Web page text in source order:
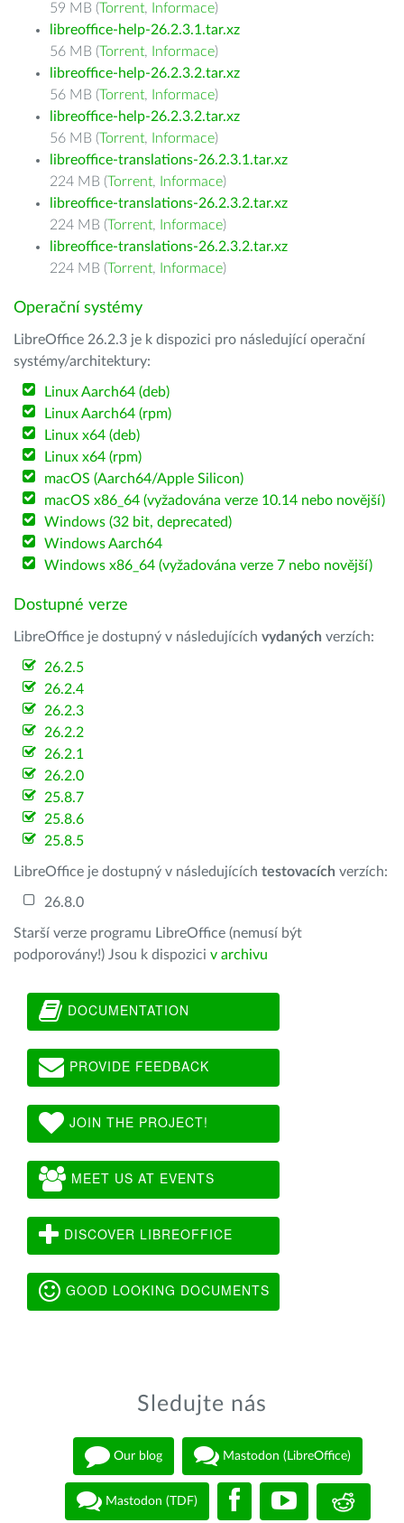
59 MB (Torrent, Informace)
libreoffice-help-26.2.3.1.tar.xz
56 MB (Torrent, Informace)
libreoffice-help-26.2.3.2.tar.xz
56 MB (Torrent, Informace)
libreoffice-help-26.2.3.2.tar.xz
56 MB (Torrent, Informace)
libreoffice-translations-26.2.3.1.tar.xz
224 MB (Torrent, Informace)
libreoffice-translations-26.2.3.2.tar.xz
224 MB (Torrent, Informace)
libreoffice-translations-26.2.3.2.tar.xz
224 MB (Torrent, Informace)
Operační systémy
LibreOffice 26.2.3 je k dispozici pro následující operační
systémy/architektury:
Linux Aarch64 (deb)
Linux Aarch64 (rpm)
Linux x64 (deb)
Linux x64 (rpm)
macOS (Aarch64/Apple Silicon)
macOS x86_64 (vyžadována verze 10.14 nebo novější)
Windows (32 bit, deprecated)
Windows Aarch64
Windows x86_64 (vyžadována verze 7 nebo novější)
Dostupné verze
LibreOffice je dostupný v následujících vydaných verzích:
26.2.5
26.2.4
26.2.3
26.2.2
26.2.1
26.2.0
25.8.7
25.8.6
25.8.5
LibreOffice je dostupný v následujících testovacích verzích:
26.8.0
Starší verze programu LibreOffice (nemusí být
podporovány!) Jsou k dispozici v archivu
DOCUMENTATION
PROVIDE FEEDBACK
JOIN THE PROJECT!
MEET US AT EVENTS
DISCOVER LIBREOFFICE
GOOD LOOKING DOCUMENTS
Sledujte nás
Our blog Mastodon (LibreOffice)
Mastodon (TDF)